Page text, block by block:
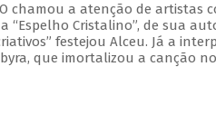
chamou a atenção de artistas
Cristalino”, de sua
festejou Alceu. Já a
que imortalizou a canção